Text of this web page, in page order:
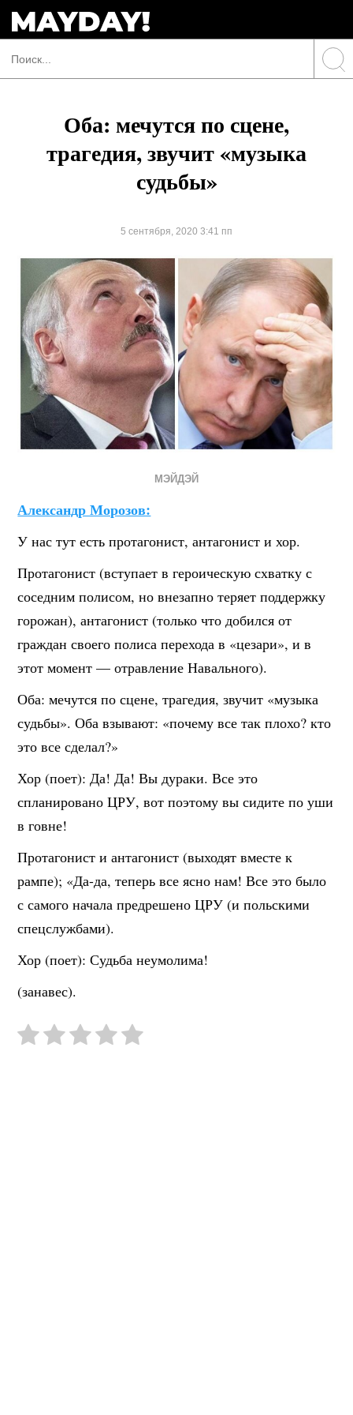
Оба: мечутся по сцене,
трагедия, звучит «музыка
судьбы»
5 сентября, 2020 3:41 пп
МЭЙДЭЙ
Александр Морозов:
У нас тут есть протагонист, антагонист и хор.
Протагонист (вступает в героическую схватку с
соседним полисом, но внезапно теряет поддержку
горожан), антагонист (только что добился от
граждан своего полиса перехода в «цезари», и в
этот момент — отравление Навального).
Оба: мечутся по сцене, трагедия, звучит «музыка
судьбы». Оба взывают: «почему все так плохо? кто
это все сделал?»
Хор (поет): Да! Да! Вы дураки. Все это
спланировано ЦРУ, вот поэтому вы сидите по уши
в говне!
Протагонист и антагонист (выходят вместе к
рампе); «Да-да, теперь все ясно нам! Все это было
с самого начала предрешено ЦРУ (и польскими
спецслужбами).
Хор (поет): Судьба неумолима!
(занавес).